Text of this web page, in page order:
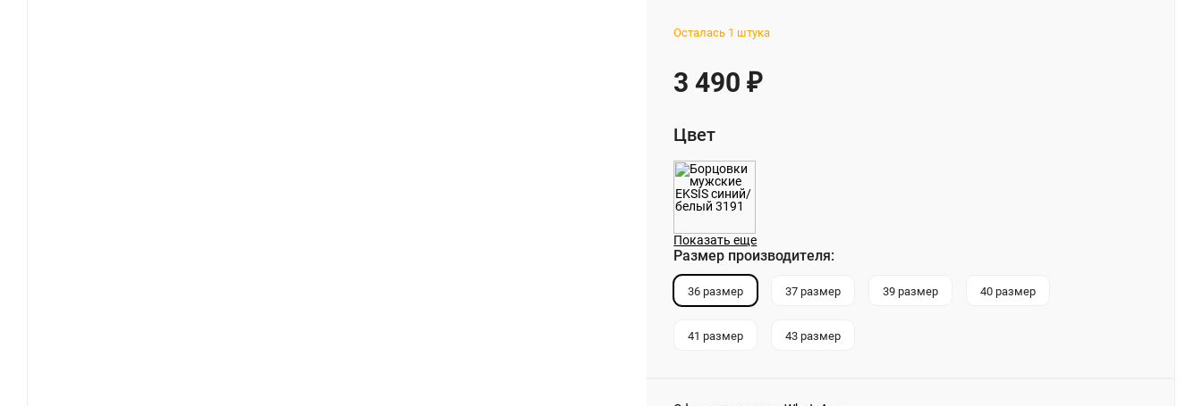
Осталась 1 штука
3 490₽
Цвет
Показать еще
Размер производителя:
36 размер 37 размер 39 размер 40 размер
41 размер 43 размер